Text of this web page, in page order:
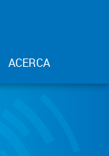
ACERCA